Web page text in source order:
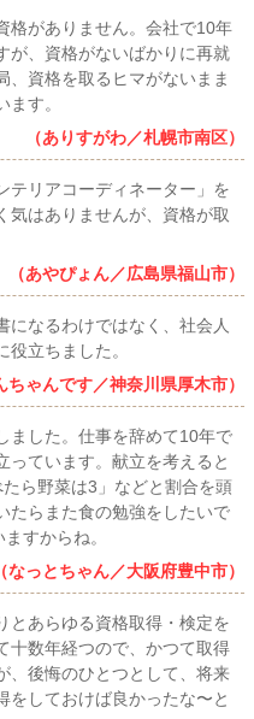
格がありません。会社で10年
が、資格がないばかりに再就
、資格を取るヒマがないまま
す。
（ありすがわ／札幌市南区）
テリアコーディネーター」を
気はありませんが、資格が取
（あやぴょん／広島県福山市）
になるわけではなく、社会人
立ちました。
ちゃんです／神奈川県厚木市）
ました。仕事を辞めて10年で
っています。献立を考えると
ら野菜は3」などと割合を頭
たらまた食の勉強をしたいで
すからね。
（なっとちゃん／大阪府豊中市）
とあらゆる資格取得・検定を
十数年経つので、かつて取得
、後悔のひとつとして、将来
をしておけば良かったな〜と